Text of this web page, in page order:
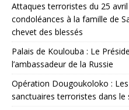
Attaques terroristes du 25 avril
condoléances à la famille de
chevet des blessés
Palais de Koulouba : Le
l’ambassadeur de la Russie
Opération Dougoukoloko :
sanctuaires terroristes dans le